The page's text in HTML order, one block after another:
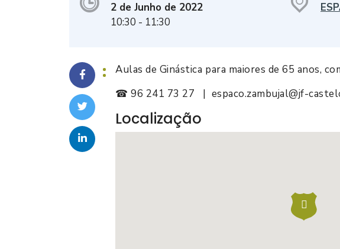
2 de Junho de 2022
10:30 - 11:30
Aulas de Ginástica para maiores de 65 anos,
☎ 96 241 73 27 | espaco.zambujal@jf-
Localização